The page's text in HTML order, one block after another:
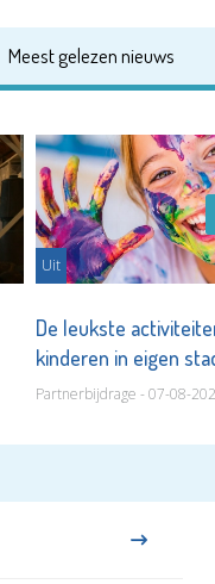
Meest gelezen nieuws
Uit
De leukste
kinderen in eigen
Partnerbijdrage - 07-08-